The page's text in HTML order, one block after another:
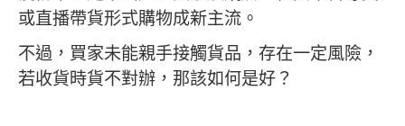
或直播帶貨形式購物成新主流。
不過，買家未能親手接觸貨品，存在一定風險，
若收貨時貨不對辦，那該如何是好？